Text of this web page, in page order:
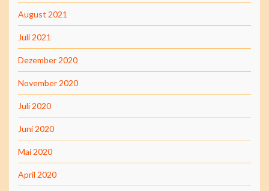
August 2021
Juli 2021
Dezember 2020
November 2020
Juli 2020
Juni 2020
Mai 2020
April 2020